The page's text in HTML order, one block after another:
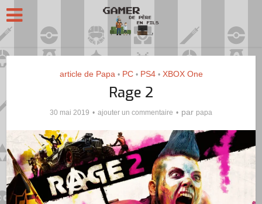
article de Papa • PC • PS4 • XBOX One
Rage 2
30 mai 2019 ajouter un commentaire par papa